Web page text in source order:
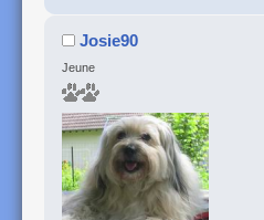
Josie90
Jeune